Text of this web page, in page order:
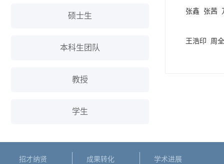
硕士生
本科生团队
教授
学生
张鑫 张茜
王浩印 周全
招才纳贤
成果转化
学术进展